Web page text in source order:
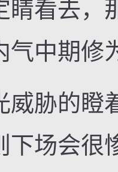
看去，
气中期修
胁的瞪
下场会很